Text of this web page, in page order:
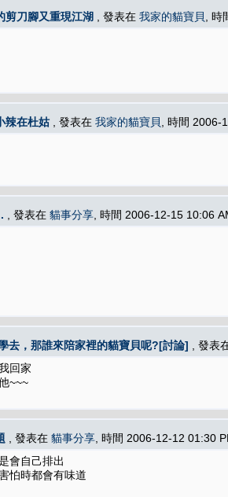
剪刀腳又重現江湖 , 發表在 我家的貓寶貝
,
辣在杜姑 , 發表在 我家的貓寶貝
, 時間
, 發表在 貓事分享 , 時間 2006-12-15 10:06
去，那誰來陪家裡的貓寶貝呢?[討論]
, 發表
回家
~~~
, 發表在 貓事分享 , 時間 2006-12-12 01:30
會自己排出
怕時都會有味道